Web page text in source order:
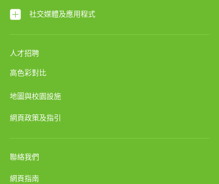
社交媒體及應用程式
人才招聘
高色彩對比
地圖與校園設施
網頁政策及指引
聯絡我們
網頁指南